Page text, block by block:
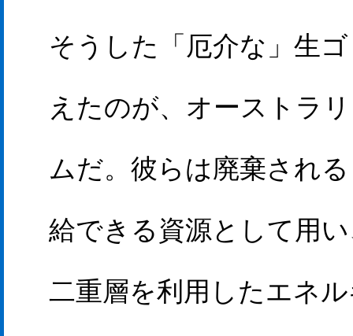
そうした「厄介な」生
えたのが、オーストラ
ムだ。彼らは廃棄され
給できる資源として用
二重層を利用したエネ